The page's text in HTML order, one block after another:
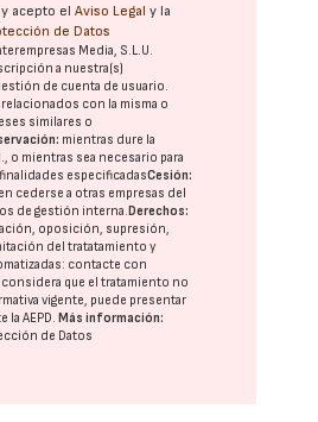
acepto elAviso Legal y la
de Datos
Media, S.L.U.
a nuestra(s)
de cuenta de usuario.
con la misma o
similares o
mientras dure la
o mientras sea necesario para
finalidades especificadasCesión:
cederse a otras empresas del
de gestión interna.Derechos:
oposición, supresión,
del tratatamiento y
contacte con
considera que el tratamiento no
vigente, puede presentar
laAEPD.Más información:
de Datos